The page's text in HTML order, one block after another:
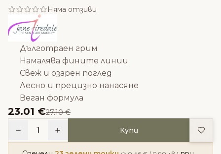
Няма отзиви
Дълготраен грим
Намалява фините линии
Свеж и озарен поглед
Лесно и прецизно нанасяне
Веган формула
23.01 €27.10 €
1 Купи